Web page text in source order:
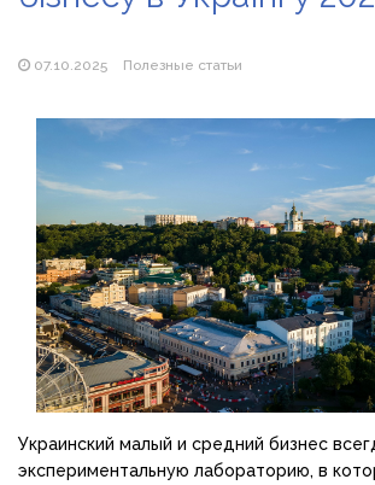
точок
07.10.2025 Полезные статьи
Украинский малый и средний бизнес
экспериментальную лабораторию, в